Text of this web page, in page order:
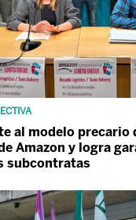
al modelo precario
Amazon y logra
subcontratas